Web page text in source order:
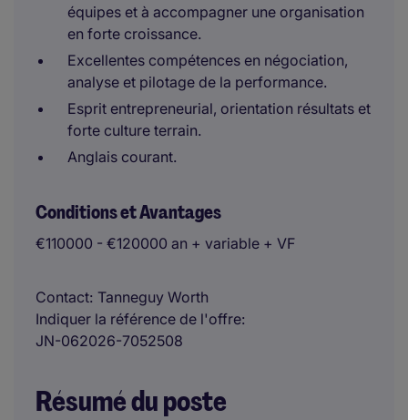
équipes et à accompagner une organisation
en forte croissance.
Excellentes compétences en négociation,
analyse et pilotage de la performance.
Esprit entrepreneurial, orientation résultats et
forte culture terrain.
Anglais courant.
Conditions et Avantages
€110000 - €120000 an + variable + VF
Contact Tanneguy Worth
Indiquer la référence de l'offre
JN-062026-7052508
Résumé du poste